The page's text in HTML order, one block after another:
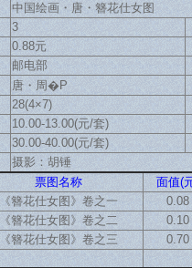
中国绘画・唐・簪花仕女图
3
0.88元
邮电部
唐・周�P
28(4×7)
10.00-13.00(元/套)
30.00-40.00(元/套)
摄影：胡锤
票图名称
面值(
《簪花仕女图》卷之一
0.08
《簪花仕女图》卷之二
0.10
《簪花仕女图》卷之三 0.70